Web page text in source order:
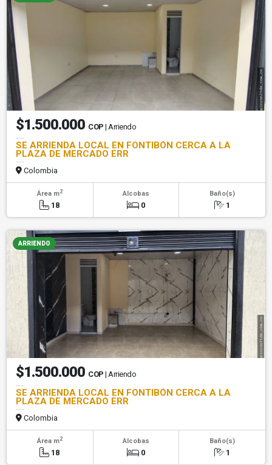
$1.500.000 COP | Arriendo
SE ARRIENDA LOCAL EN FONTIBÓN CERCA A LA
PLAZA DE MERCADO ERR
Colombia
Área m2
18
Alcobas
0
Baño(s)
1
ARRIENDO
$1.500.000 COP | Arriendo
SE ARRIENDA LOCAL EN FONTIBÓN CERCA A LA
PLAZA DE MERCADO ERR
Colombia
Área m2
18
Alcobas
0
Baño(s)
1